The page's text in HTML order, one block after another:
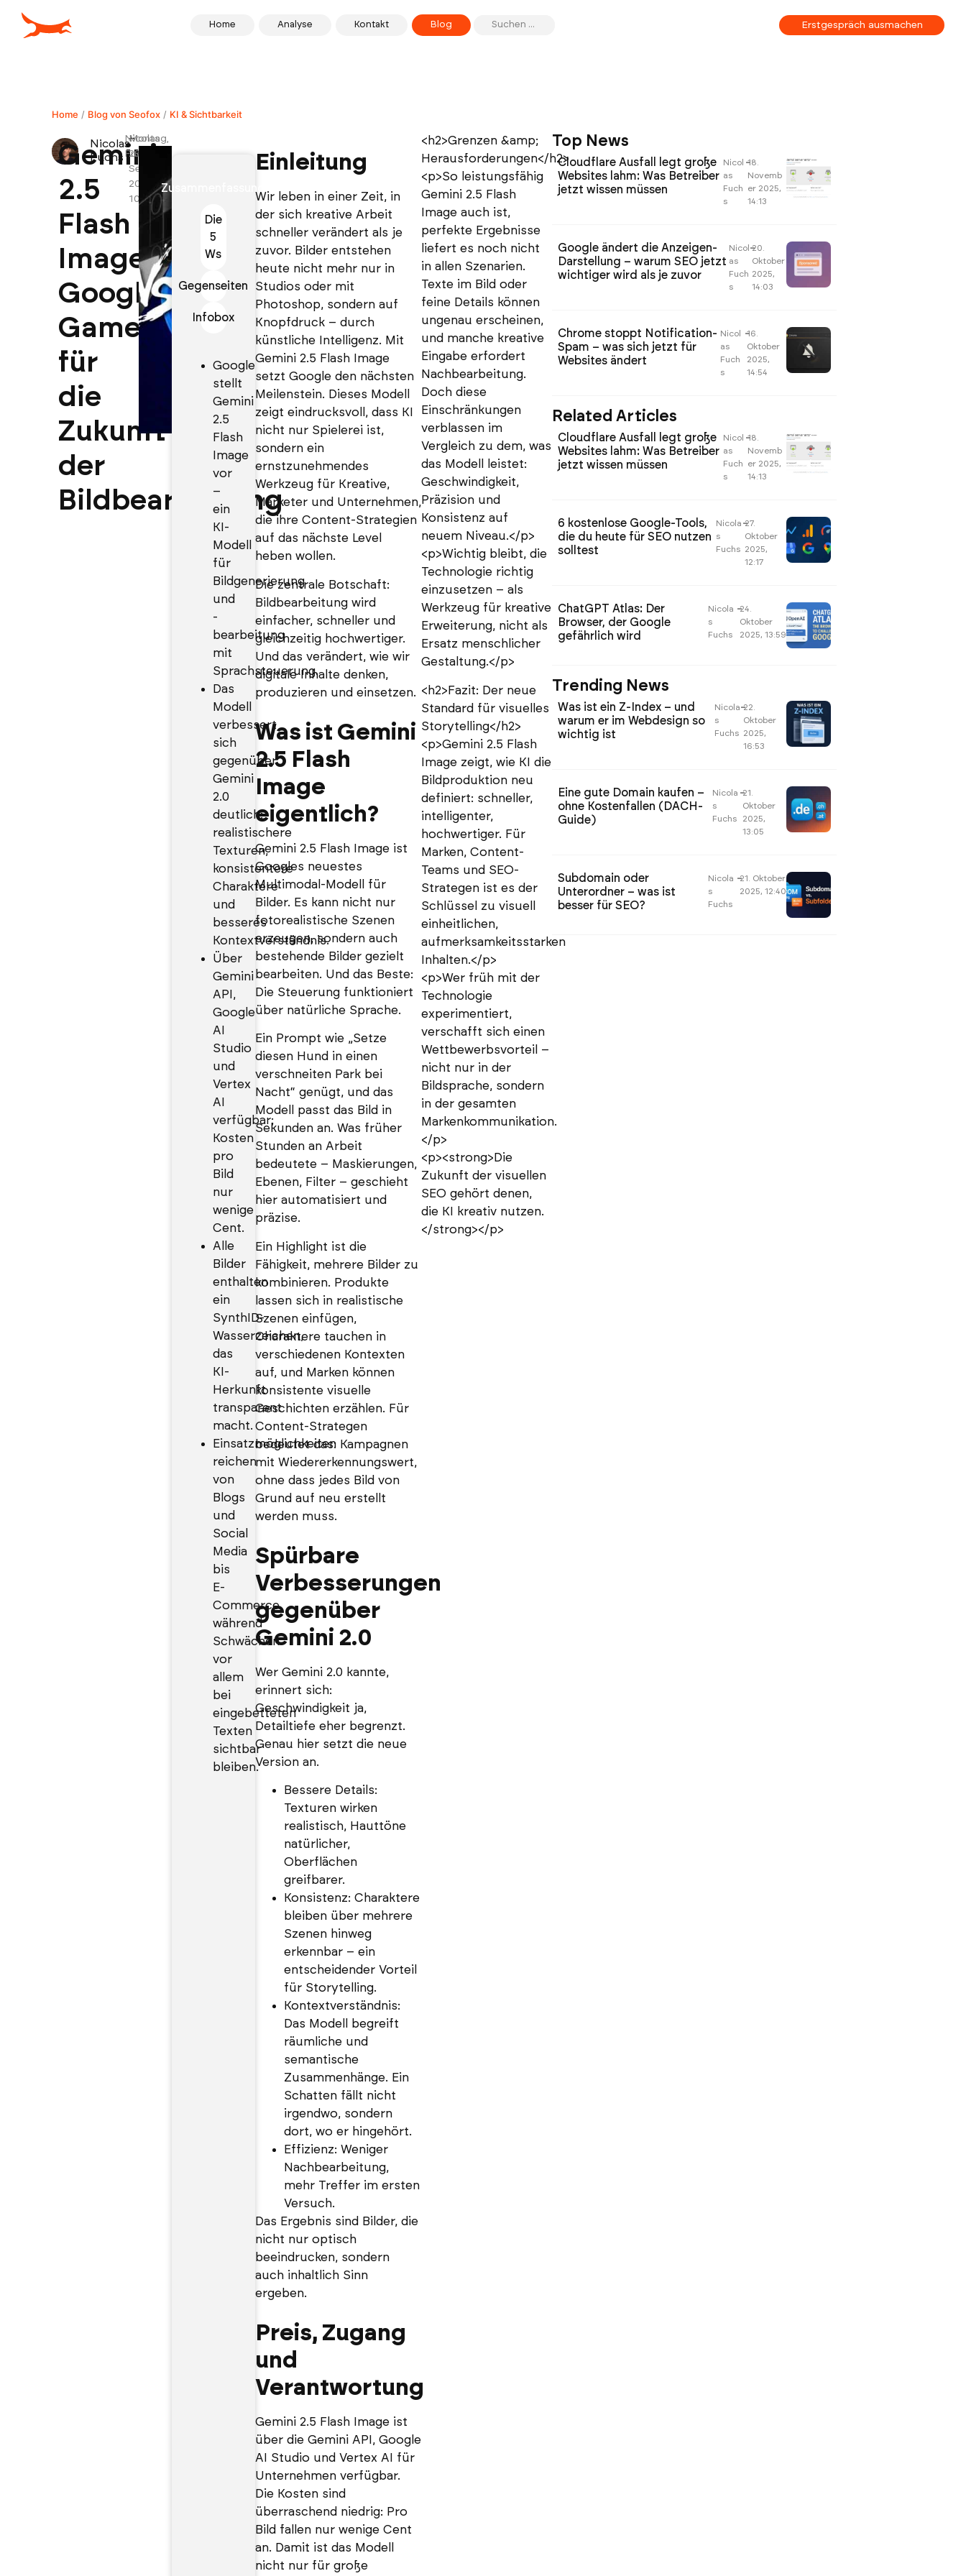
Home Analyse Kontakt Blog Erstgespräch ausmachen
Home / Blog von Seofox / KI & Sichtbarkeit
Nicolas
Fuchs
Gemini
2.5
Flash
Image:
Googles
Gamechanger
für
die
Zukunft
der
Bildbearbeitung
Nicolas
Fuchs
–
Montag,
29.
September
2025,
10:39
Zusammenfassung
Die
5
Ws
Gegenseiten
Infobox
Google
stellt
Gemini
2.5
Flash
Image
vor
–
ein
KI-
Modell
für
Bildgenerierung
und
-
bearbeitung
mit
Sprachsteuerung.
Das
Modell
verbessert
sich
gegenüber
Gemini
2.0
deutlich:
realistischere
Texturen,
konsistentere
Charaktere
und
besseres
Kontextverständnis.
Über
Gemini
API,
Google
AI
Studio
und
Vertex
AI
verfügbar;
Kosten
pro
Bild
nur
wenige
Cent.
Alle
Bilder
enthalten
ein
SynthID-
Wasserzeichen,
das
KI-
Herkunft
transparent
macht.
Einsatzmöglichkeiten
reichen
von
Blogs
und
Social
Media
bis
E-
Commerce,
während
Schwächen
vor
allem
bei
eingebetteten
Texten
sichtbar
bleiben.
Einleitung
Wir leben in einer Zeit, in
der sich kreative Arbeit
schneller verändert als je
zuvor. Bilder entstehen
heute nicht mehr nur in
Studios oder mit
Photoshop, sondern auf
Knopfdruck – durch
künstliche Intelligenz. Mit
Gemini 2.5 Flash Image
setzt Google den nächsten
Meilenstein. Dieses Modell
zeigt eindrucksvoll, dass KI
nicht nur Spielerei ist,
sondern ein
ernstzunehmendes
Werkzeug für Kreative,
Marketer und Unternehmen,
die ihre Content-Strategien
auf das nächste Level
heben wollen.
Die zentrale Botschaft:
Bildbearbeitung wird
einfacher, schneller und
gleichzeitig hochwertiger.
Und das verändert, wie wir
digitale Inhalte denken,
produzieren und einsetzen.
Was ist Gemini
2.5 Flash
Image
eigentlich?
Gemini 2.5 Flash Image ist
Googles neuestes
Multimodal-Modell für
Bilder. Es kann nicht nur
fotorealistische Szenen
erzeugen, sondern auch
bestehende Bilder gezielt
bearbeiten. Und das Beste:
Die Steuerung funktioniert
über natürliche Sprache.
Ein Prompt wie „Setze
diesen Hund in einen
verschneiten Park bei
Nacht“ genügt, und das
Modell passt das Bild in
Sekunden an. Was früher
Stunden an Arbeit
bedeutete – Maskierungen,
Ebenen, Filter – geschieht
hier automatisiert und
präzise.
Ein Highlight ist die
Fähigkeit, mehrere Bilder zu
kombinieren. Produkte
lassen sich in realistische
Szenen einfügen,
Charaktere tauchen in
verschiedenen Kontexten
auf, und Marken können
konsistente visuelle
Geschichten erzählen. Für
Content-Strategen
bedeutet das: Kampagnen
mit Wiedererkennungswert,
ohne dass jedes Bild von
Grund auf neu erstellt
werden muss.
Spürbare
Verbesserungen
gegenüber
Gemini 2.0
Wer Gemini 2.0 kannte,
erinnert sich:
Geschwindigkeit ja,
Detailtiefe eher begrenzt.
Genau hier setzt die neue
Version an.
Bessere Details:
Texturen wirken
realistisch, Hauttöne
natürlicher,
Oberflächen
greifbarer.
Konsistenz: Charaktere
bleiben über mehrere
Szenen hinweg
erkennbar – ein
entscheidender Vorteil
für Storytelling.
Kontextverständnis:
Das Modell begreift
räumliche und
semantische
Zusammenhänge. Ein
Schatten fällt nicht
irgendwo, sondern
dort, wo er hingehört.
Effizienz: Weniger
Nachbearbeitung,
mehr Treffer im ersten
Versuch.
Das Ergebnis sind Bilder, die
nicht nur optisch
beeindrucken, sondern
auch inhaltlich Sinn
ergeben.
Preis, Zugang
und
Verantwortung
Gemini 2.5 Flash Image ist
über die Gemini API, Google
AI Studio und Vertex AI für
Unternehmen verfügbar.
Die Kosten sind
überraschend niedrig: Pro
Bild fallen nur wenige Cent
an. Damit ist das Modell
nicht nur für große
<h2>Grenzen &amp;
Herausforderungen</h2>
<p>So leistungsfähig
Gemini 2.5 Flash
Image auch ist,
perfekte Ergebnisse
liefert es noch nicht
in allen Szenarien.
Texte im Bild oder
feine Details können
ungenau erscheinen,
und manche kreative
Eingabe erfordert
Nachbearbeitung.
Doch diese
Einschränkungen
verblassen im
Vergleich zu dem, was
das Modell leistet:
Geschwindigkeit,
Präzision und
Konsistenz auf
neuem Niveau.</p>
<p>Wichtig bleibt, die
Technologie richtig
einzusetzen – als
Werkzeug für kreative
Erweiterung, nicht als
Ersatz menschlicher
Gestaltung.</p>
<h2>Fazit: Der neue
Standard für visuelles
Storytelling</h2>
<p>Gemini 2.5 Flash
Image zeigt, wie KI die
Bildproduktion neu
definiert: schneller,
intelligenter,
hochwertiger. Für
Marken, Content-
Teams und SEO-
Strategen ist es der
Schlüssel zu visuell
einheitlichen,
aufmerksamkeitsstarken
Inhalten.</p>
<p>Wer früh mit der
Technologie
experimentiert,
verschafft sich einen
Wettbewerbsvorteil –
nicht nur in der
Bildsprache, sondern
in der gesamten
Markenkommunikation.
</p>
<p><strong>Die
Zukunft der visuellen
SEO gehört denen,
die KI kreativ nutzen.
</strong></p>
Top News
Cloudflare Ausfall legt große
Websites lahm: Was Betreiber
jetzt wissen müssen
Nicol
as
Fuch
s
–18.
Novemb
er 2025,
14:13
Google ändert die Anzeigen-
Darstellung – warum SEO jetzt
wichtiger wird als je zuvor
Nicol
as
Fuch
s
–20.
Oktober
2025,
14:03
Chrome stoppt Notification-
Spam – was sich jetzt für
Websites ändert
Nicol
as
Fuch
s
–16.
Oktober
2025,
14:54
Related Articles
Cloudflare Ausfall legt große
Websites lahm: Was Betreiber
jetzt wissen müssen
Nicol
as
Fuch
s
–18.
Novemb
er 2025,
14:13
6 kostenlose Google-Tools,
die du heute für SEO nutzen
solltest
Nicola
s
Fuchs
–27.
Oktober
2025,
12:17
ChatGPT Atlas: Der
Browser, der Google
gefährlich wird
Nicola
s
Fuchs
–24.
Oktober
2025, 13:59
Trending News
Was ist ein Z-Index – und
warum er im Webdesign so
wichtig ist
Nicola
s
Fuchs
–22.
Oktober
2025,
16:53
Eine gute Domain kaufen –
ohne Kostenfallen (DACH-
Guide)
Nicola
s
Fuchs
–21.
Oktober
2025,
13:05
Subdomain oder
Unterordner – was ist
besser für SEO?
Nicola
s
Fuchs
–21. Oktober
2025, 12:40